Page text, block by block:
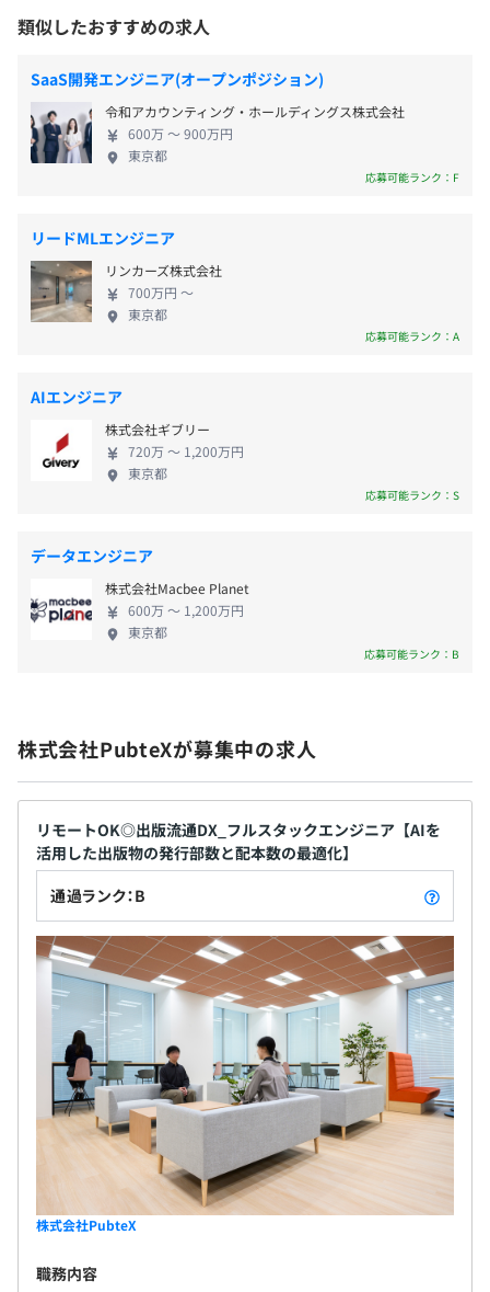
Terraform
半期ごとの目標設定、振り返りによる評価をおこなってい
ます。
エンジニアは、スペシャリストとしてのキャリアとマネジ
メントや企画よりのキャリアの2パターンが用意されてい
全社60名のうち、技術者は20名で構成されています。
社員1～５名に加えて協力会社の方で開発をおこなってい
ます。
敷地内禁煙（喫煙場所あり）
東京メトロ「虎ノ門」又は「虎ノ門ヒルズ」駅より徒歩3
分
日の休暇が有休休暇支給前に付与される）
・介護休暇
賞与：5カ月分支給 （役職採用の場合は年俸制になる為賞
与なし）
昇給査定：年1回
保険）
※ 健康保険組合の保養施設／スポーツ施設等利用可
3カ月（待遇の変更はありません）
ョン事業 出版界で活用されているさまざまなデータ
を縦断的・横断的且つ総合的に活用し、更にタイト
ル毎に異なる販売特性にフィットした「AI モデル」
を活用してサービスを継続的に進化させていくこと
により、出版界が抱える構造的な課題の一つである
返本率を低減し、業界サプライチェーン全体の効率
化を目指します。 ■IoTソリューション事業 アパレル
わゆるICタグを出版物に装着し、記録された各種デ
ータを用いて、在庫や販売条件の管理、棚卸の効率
化や売り場における書籍推奨サービス、そして万引
き防止に至るまで、各種のサービスを運営し、書店
のオペレーション・経営改善を中心に出版流通の課
店が次々に減っていくなか、「書店で本と出会う楽
しみを子どもたちにも残していきたい」という思い
から誕生した株式会社PubteXにジョインし、テクノ
ロジーで出版業界の未来をつくる自社プロダクトの
開発にチャレンジしていきませんか？
類似したおすすめの求人
SaaS開発エンジニア(オープンポジション)
令和アカウンティング・ホールディングス株式会社
600万 〜 900万円
東京都
応募可能ランク：F
リードMLエンジニア
リンカーズ株式会社
700万円 〜
東京都
応募可能ランク：A
AIエンジニア
株式会社ギブリー
720万 〜 1,200万円
東京都
応募可能ランク：S
データエンジニア
株式会社Macbee Planet
600万 〜 1,200万円
東京都
応募可能ランク：B
株式会社PubteXが募集中の求人
リモートOK◎出版流通DX_フルスタックエンジニア【AIを
活用した出版物の発行部数と配本数の最適化】
通過ランク：B
株式会社PubteX
職務内容